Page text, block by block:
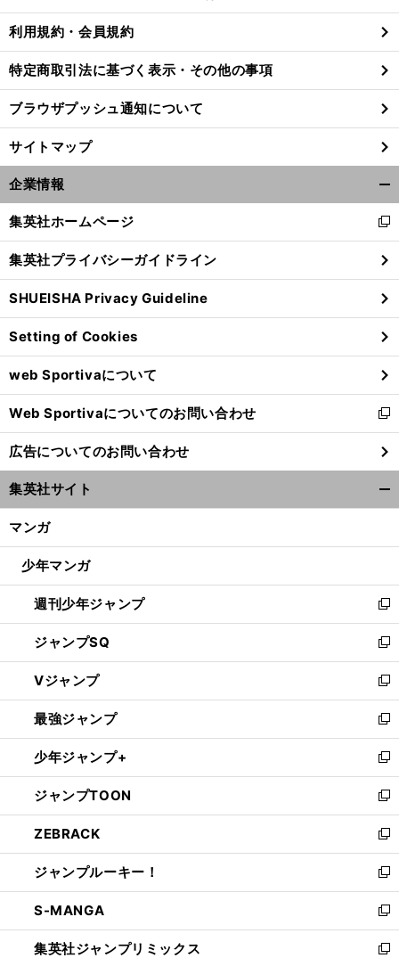
利用規約・会員規約
特定商取引法に基づく表示・その他の事項
ブラウザプッシュ通知について
サイトマップ
企業情報
閉
る
集英社ホームページ
新
し
い
ウ
ィ
ン
ド
ウ
で
開
く
集英社プライバシーガイドライン
SHUEISHA Privacy Guideline
Setting of Cookies
web Sportivaについて
Web Sportivaについてのお問い合わせ
新
し
い
ウ
ィ
ン
ウ
開
く
広告についてのお問い合わせ
集英社サイト
マンガ
少年マンガ
週刊少年ジャンプ
新
し
い
ウ
ィ
ン
ド
ウ
で
開
く
ジャンプSQ
新
し
い
ウ
ィ
ン
ド
ウ
で
開
く
Vジャンプ
新
し
い
ウ
ィ
ン
ド
ウ
で
開
く
最強ジャンプ
新
し
い
ウ
ィ
ン
ド
ウ
で
開
く
少年ジャンプ+
新
し
い
ウ
ィ
ン
ド
ウ
で
開
く
ジャンプTOON
新
し
い
ウ
ィ
ン
ド
ウ
で
ZEBRACK
新
し
い
ウ
ィ
ン
ド
ジャンプルーキー！
新
し
い
ウ
ィ
S-MANGA
新
し
い
集英社ジャンプリミックス
新